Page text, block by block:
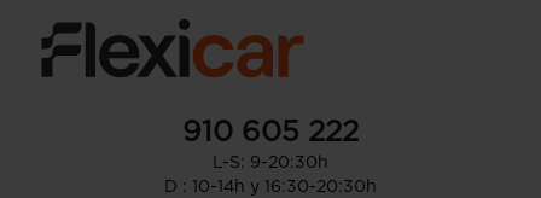
910 605 222
L-S: 9-20:30h
D : 10-14h y 16:30-20:30h